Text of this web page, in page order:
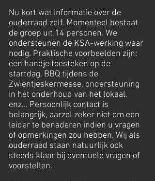
Nu kort wat informatie over de
ouderraad zelf. Momenteel bestaat
de groep uit 14 personen. We
ondersteunen de KSA-werking waar
nodig. Praktische voorbeelden zijn:
een handje toesteken op de
startdag, BBQ tijdens de
Zwientjeskermesse, ondersteuning
in het onderhoud van het lokaal,
enz... Persoonlijk contact is
belangrijk, aarzel zeker niet om een
leider te benaderen indien u vragen
of opmerkingen zou hebben. Wij als
ouderraad staan natuurlijk ook
steeds klaar bij eventuele vragen of
voorstellen.